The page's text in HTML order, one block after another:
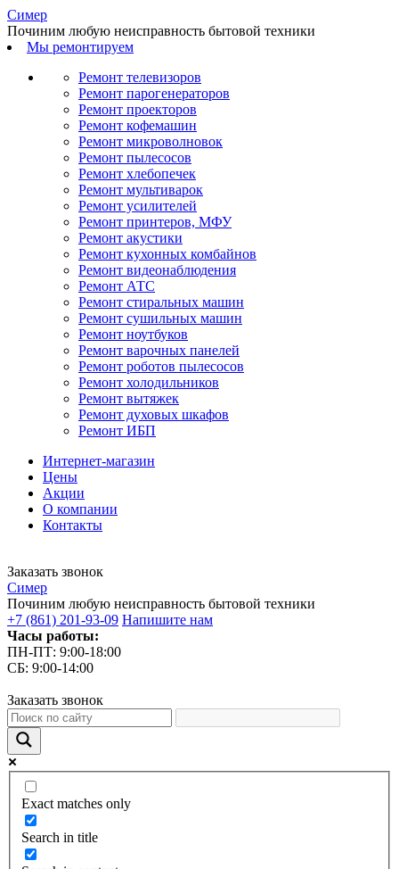
Симер
Починим любую неисправность бытовой техники
Мы ремонтируем
Ремонт телевизоров
Ремонт парогенераторов
Ремонт проекторов
Ремонт кофемашин
Ремонт микроволновок
Ремонт пылесосов
Ремонт хлебопечек
Ремонт мультиварок
Ремонт усилителей
Ремонт принтеров, МФУ
Ремонт акустики
Ремонт кухонных комбайнов
Ремонт видеонаблюдения
Ремонт АТС
Ремонт стиральных машин
Ремонт сушильных машин
Ремонт ноутбуков
Ремонт варочных панелей
Ремонт роботов пылесосов
Ремонт холодильников
Ремонт вытяжек
Ремонт духовых шкафов
Ремонт ИБП
Интернет-магазин
Цены
Акции
О компании
Контакты
Заказать звонок
Симер
Починим любую неисправность бытовой техники
+7 (861) 201-93-09 Напишите нам
Часы работы:
ПН-ПТ: 9:00-18:00
СБ: 9:00-14:00
Заказать звонок
Exact matches only
Search in title